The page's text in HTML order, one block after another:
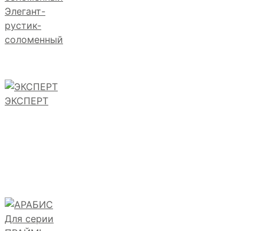
Элегант-
рустик-
соломенный
ЭКСПЕРТ